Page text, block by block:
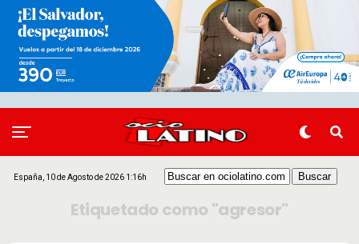
España, 10 de Agosto de 2026 1:16h
Etiquetado como "agresor"